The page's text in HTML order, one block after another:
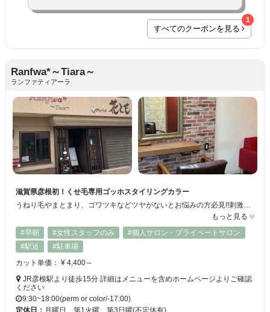
すべてのクーポンを見る
1
Ranfwa*～Tiara～
ランファティアーラ
滋賀県彦根初！くせ毛専用ゴッホスタイリングカラー
うねり毛やまとまり、ゴワツキなどツヤがないとお悩みの方必見!!刺激の少ない優しいカラー。頭皮と髪を健康に美しく。1人1人を大切に施術します。小さなお子様も一緒にご来店いただけます。完全プライベートサロンです。ご来店、心よりお待ちしております。
もっと見る
#早朝
#女性スタッフのみ
#個人サロン・プライベートサロン
#駅近
#駐車場
カット単価： ¥ 4,400～
JR彦根駅より徒歩15分 詳細はメニューを含めホームページよりご確認
ください
9:30~18:00(perm or color/-17:00)